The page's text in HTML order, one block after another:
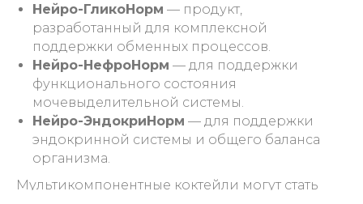
Нейро-ГликоНорм — продукт,
разработанный для комплексной
поддержки обменных процессов.
Нейро-НефроНорм — для поддержки
функционального состояния
мочевыделительной системы.
Нейро-ЭндокриНорм — для поддержки
эндокринной системы и общего баланса
организма.
Мультикомпонентные коктейли могут стать